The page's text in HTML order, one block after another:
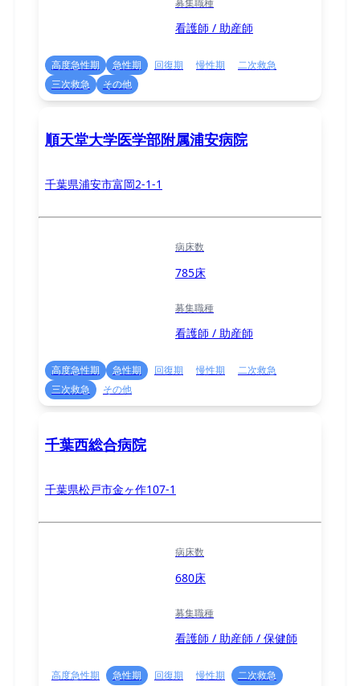
看護師 / 助産師
高度急性期 急性期 回復期 慢性期
二次救急
三次救急
その他
順天堂大学医学部附属浦安病院
千葉県浦安市富岡2-1-1
病床数
785床
募集職種
看護師 / 助産師
高度急性期 急性期 回復期 慢性期
二次救急
三次救急
その他
千葉西総合病院
千葉県松戸市金ヶ作107-1
病床数
680床
募集職種
看護師 / 助産師 / 保健師
高度急性期 急性期 回復期 慢性期
二次救急